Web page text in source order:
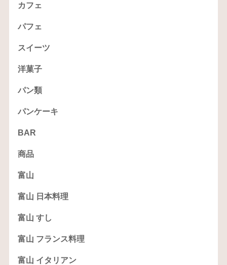
カフェ
パフェ
スイーツ
洋菓子
パン類
パンケーキ
BAR
商品
富山
富山 日本料理
富山 すし
富山 フランス料理
富山 イタリアン